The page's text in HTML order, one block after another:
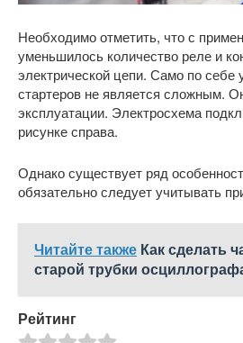
Необходимо отметить, что с
уменьшилось количество реле и
электрической цепи. Само по себе
стартеров не является сложным.
эксплуатации. Электросхема
рисунке справа.
Однако существует ряд
обязательно следует учитывать
Читайте также Как сделать
старой трубки
Рейтинг